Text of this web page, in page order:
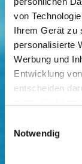
von
Ihrem Gerät zu
personalisierte
Werbung und
Entwicklung
entscheiden
Trigger Symbol
Notwendig